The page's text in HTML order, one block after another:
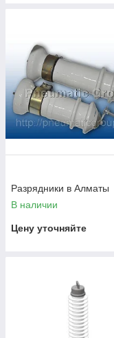
Разрядники в Алматы
В наличии
Цену уточняйте